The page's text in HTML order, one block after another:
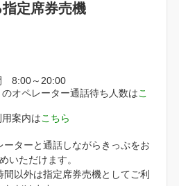
定席券売機
8:00～20:00
のオペレーター通話待ち人数はこ
案内はこちら
ターと通話しながらきっぷをお
いただけます。
以外は指定席券売機としてご利